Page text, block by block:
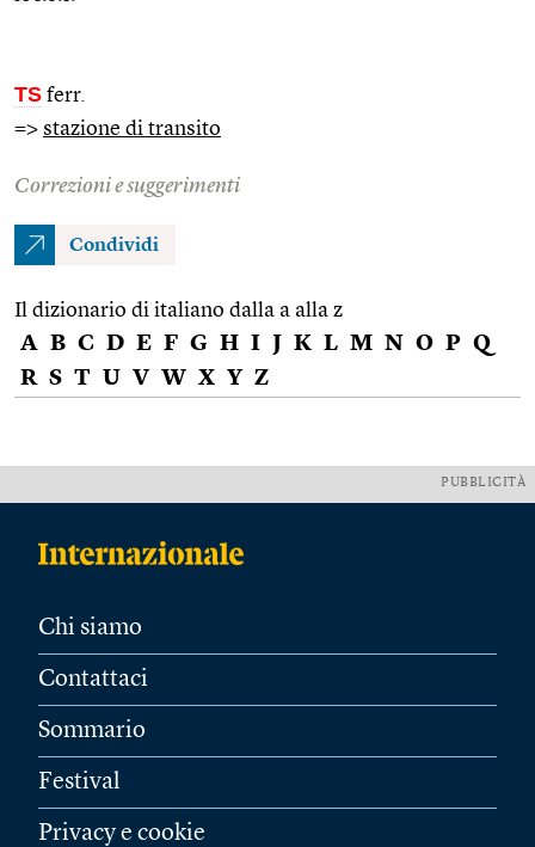
TS ferr.
=> stazione di transito
Correzioni e suggerimenti
Condividi
Il dizionario di italiano dalla a alla z
A B C D E F G H I J K L M N O P Q
R S T U V W X Y Z
PUBBLICITÀ
Chi siamo
Contattaci
Sommario
Festival
Privacy e cookie